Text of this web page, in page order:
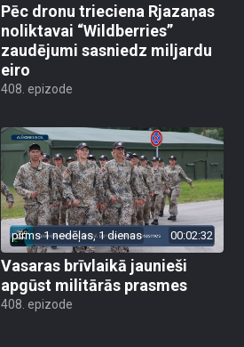
Pēc dronu trieciena Rjazaņas
noliktavai “Wildberries”
zaudējumi sasniedz miljardu
eiro
408. epizode
pirms 1 nedēļas, 1 dienas 00:02:32
Vasaras brīvlaikā jaunieši
apgūst militārās prasmes
408. epizode